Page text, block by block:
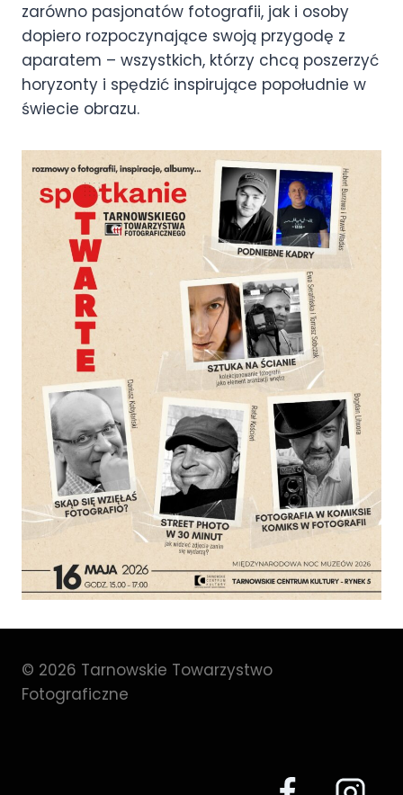
zarówno pasjonatów fotografii, jak i osoby
dopiero rozpoczynające swoją przygodę z
aparatem – wszystkich, którzy chcą poszerzyć
horyzonty i spędzić inspirujące popołudnie w
świecie obrazu.
© 2026 Tarnowskie Towarzystwo
Fotograficzne